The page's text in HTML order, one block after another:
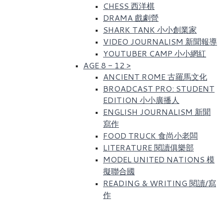
CHESS 西洋棋
DRAMA 戲劇營
SHARK TANK 小小創業家
VIDEO JOURNALISM 新聞報導
YOUTUBER CAMP 小小網紅
AGE 8 - 12 >
ANCIENT ROME 古羅馬文化​
BROADCAST PRO: STUDENT
EDITION 小小廣播人
ENGLISH JOURNALISM 新聞
寫作​
FOOD TRUCK 食尚小老闆
LITERATURE 閱讀俱樂部
MODEL UNITED NATIONS 模
擬聯合國
READING & WRITING 閱讀/寫
作